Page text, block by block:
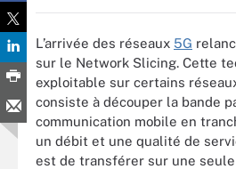
L’arrivée des réseaux 5G
sur le Network Slicing. Cette
exploitable sur certains
consiste à découper la bande
communication mobile en
un débit et une qualité de
est de transférer sur une